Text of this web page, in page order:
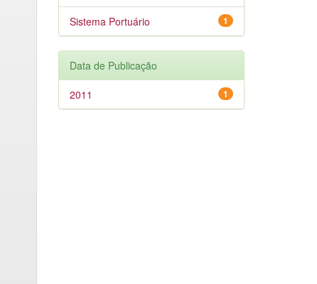
1
Sistema Portuário
Data de Publicação
1
2011